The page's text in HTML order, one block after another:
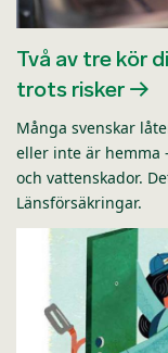
Två av tre kör
trots risker
Många svenskar
eller inte är hemma
och vattenskador.
Länsförsäkringar.